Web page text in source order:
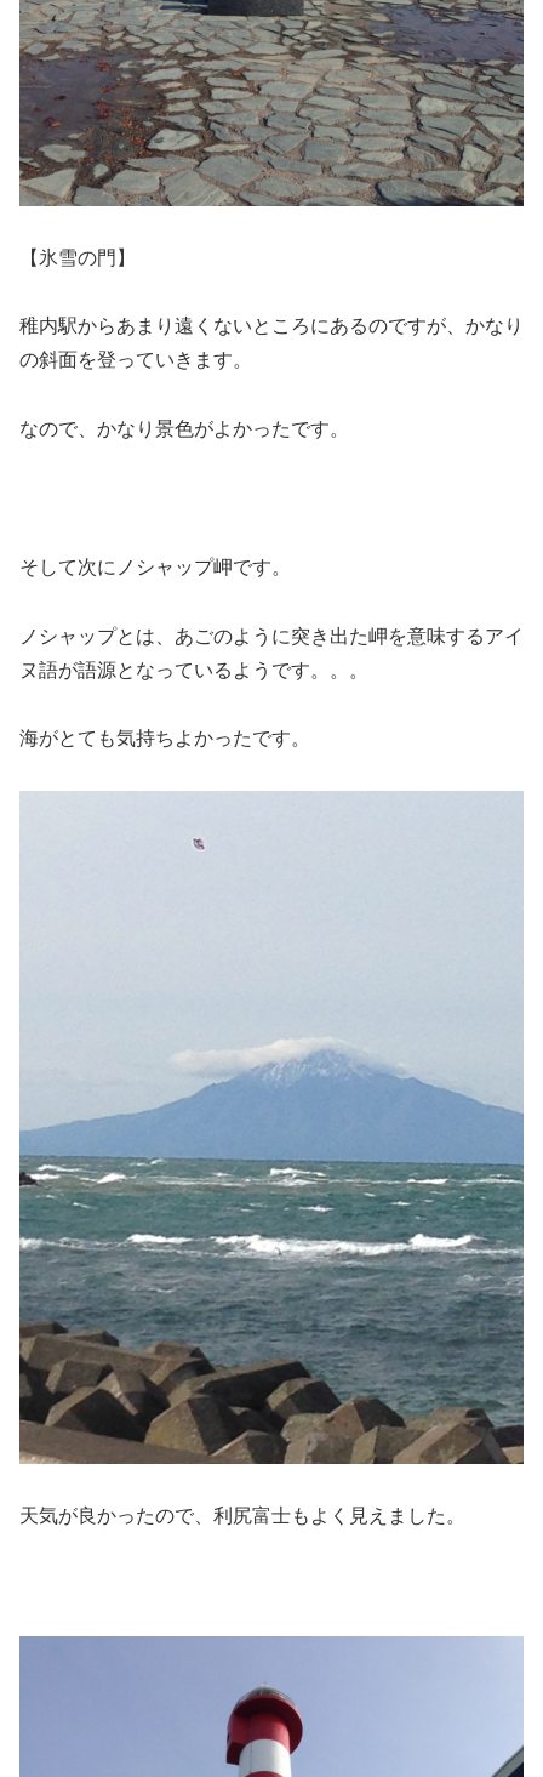
【氷雪の門】
稚内駅からあまり遠くないところにあるのですが、かなり
の斜面を登っていきます。
なので、かなり景色がよかったです。
そして次にノシャップ岬です。
ノシャップとは、あごのように突き出た岬を意味するアイ
ヌ語が語源となっているようです。。。
海がとても気持ちよかったです。
天気が良かったので、利尻富士もよく見えました。